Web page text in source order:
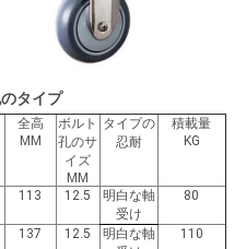
タイプ
全高
MM
ボルト
孔のサ
イズ
MM
タイプの
忍耐
積載量
KG
113 12.5
明白な軸
受け
80
137 12.5
明白な軸
110